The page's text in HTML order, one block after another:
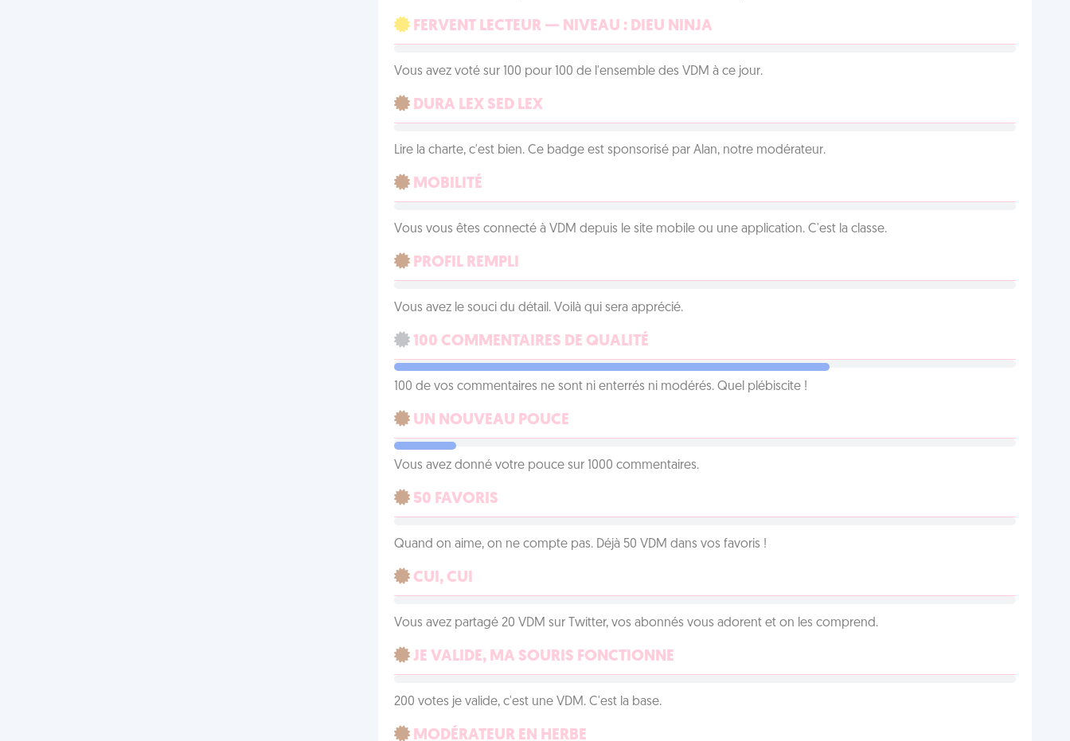
FERVENT LECTEUR — NIVEAU : DIEU NINJA
Vous avez voté sur 100 pour 100 de l'ensemble des VDM à ce jour.
DURA LEX SED LEX
Lire la charte, c'est bien. Ce badge est sponsorisé par Alan, notre modérateur.
MOBILITÉ
Vous vous êtes connecté à VDM depuis le site mobile ou une application. C'est la classe.
PROFIL REMPLI
Vous avez le souci du détail. Voilà qui sera apprécié.
100 COMMENTAIRES DE QUALITÉ
100 de vos commentaires ne sont ni enterrés ni modérés. Quel plébiscite !
UN NOUVEAU POUCE
Vous avez donné votre pouce sur 1000 commentaires.
50 FAVORIS
Quand on aime, on ne compte pas. Déjà 50 VDM dans vos favoris !
CUI, CUI
Vous avez partagé 20 VDM sur Twitter, vos abonnés vous adorent et on les comprend.
JE VALIDE, MA SOURIS FONCTIONNE
200 votes je valide, c'est une VDM. C'est la base.
MODÉRATEUR EN HERBE